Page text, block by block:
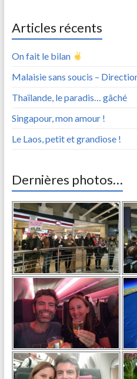
Articles récents
On fait le bilan
Malaisie sans soucis –
Thaïlande, le paradis… gâché
Singapour, mon amour !
Le Laos, petit et grandiose !
Dernières photos…